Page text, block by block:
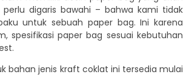
perlu digaris bawahi – bahwa kami tidak
untuk sebuah paper bag. Ini karena
spesifikasi paper bag sesuai kebutuhan
bahan jenis kraft coklat ini tersedia mulai